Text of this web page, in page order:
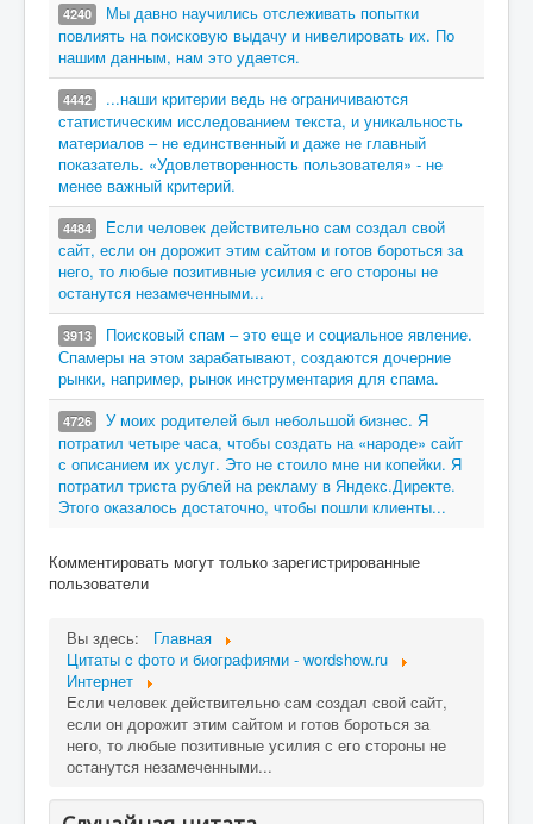
4240
Мы давно научились отслеживать попытки
повлиять на поисковую выдачу и нивелировать их. По
нашим данным, нам это удается.
4442
...наши критерии ведь не ограничиваются
статистическим исследованием текста, и уникальность
материалов – не единственный и даже не главный
показатель. «Удовлетворенность пользователя» - не
менее важный критерий.
4484
Если человек действительно сам создал свой
сайт, если он дорожит этим сайтом и готов бороться за
него, то любые позитивные усилия с его стороны не
останутся незамеченными...
3913
Поисковый спам – это еще и социальное явление.
Спамеры на этом зарабатывают, создаются дочерние
рынки, например, рынок инструментария для спама.
4726
У моих родителей был небольшой бизнес. Я
потратил четыре часа, чтобы создать на «народе» сайт
с описанием их услуг. Это не стоило мне ни копейки. Я
потратил триста рублей на рекламу в Яндекс.Директе.
Этого оказалось достаточно, чтобы пошли клиенты...
Комментировать могут только зарегистрированные
пользователи
Вы здесь:
Главная
Цитаты c фото и биографиями - wordshow.ru
Интернет
Если человек действительно сам создал свой сайт,
если он дорожит этим сайтом и готов бороться за
него, то любые позитивные усилия с его стороны не
останутся незамеченными...